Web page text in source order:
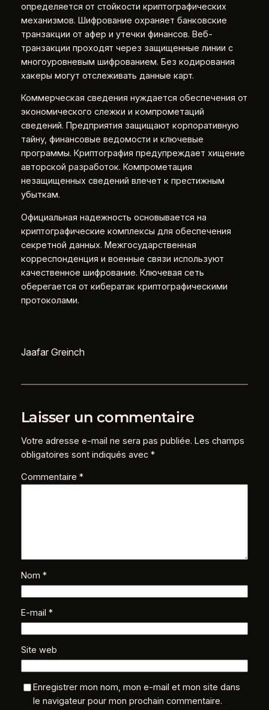
определяется от стойкости криптографических
механизмов. Шифрование охраняет банковские
транзакции от афер и утечки финансов. Веб-
транзакции проходят через защищенные линии с
многоуровневым шифрованием. Без кодирования
хакеры могут отслеживать данные карт.
Коммерческая сведения нуждается обеспечения от
экономического слежки и компрометаций
сведений. Предприятия защищают корпоративную
тайну, финансовые ведомости и ключевые
программы. Криптография предупреждает хищение
авторской разработок. Компрометация
незащищенных сведений влечет к престижным
убыткам.
Официальная надежность основывается на
криптографические комплексы для обеспечения
секретной данных. Межгосударственная
корреспонденция и военные связи используют
качественное шифрование. Ключевая сеть
оберегается от кибератак криптографическими
протоколами.
Jaafar Greinch
Laisser un commentaire
Votre adresse e-mail ne sera pas publiée. Les champs
obligatoires sont indiqués avec *
Commentaire *
Nom *
E-mail *
Site web
Enregistrer mon nom, mon e-mail et mon site dans
le navigateur pour mon prochain commentaire.